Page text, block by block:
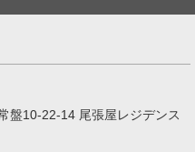
盤10-22-14 尾張屋レジデンス